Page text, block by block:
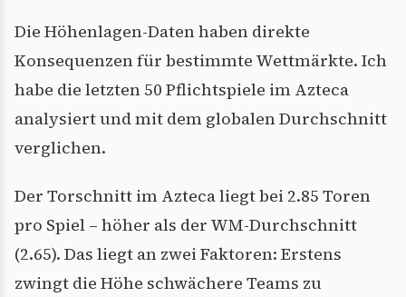
Die Höhenlagen-Daten haben direkte
Konsequenzen für bestimmte Wettmärkte. Ich
habe die letzten 50 Pflichtspiele im Azteca
analysiert und mit dem globalen Durchschnitt
verglichen.
Der Torschnitt im Azteca liegt bei 2.85 Toren
pro Spiel – höher als der WM-Durchschnitt
(2.65). Das liegt an zwei Faktoren: Erstens
zwingt die Höhe schwächere Teams zu